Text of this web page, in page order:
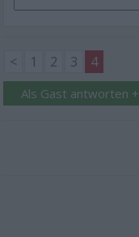
< 1 2 3 4
Als Gast antworten +